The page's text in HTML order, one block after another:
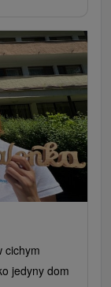
cichym
jedyny dom